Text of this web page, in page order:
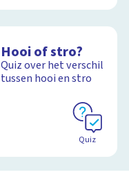
Hooi of stro?
Quiz over het verschil
tussen hooi en stro
Quiz